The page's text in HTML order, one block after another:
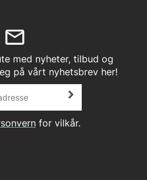
med nyheter, tilbud og
på vårt nyhetsbrev her!
for vilkår.